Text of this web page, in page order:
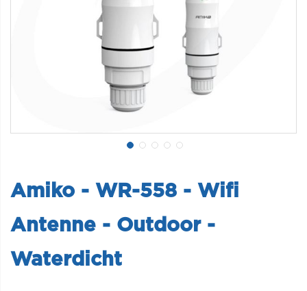
Amiko - WR-558 - Wifi
Antenne - Outdoor -
Waterdicht